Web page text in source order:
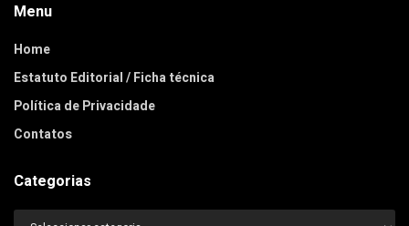
Menu
Home
Estatuto Editorial / Ficha técnica
Política de Privacidade
Contatos
Categorias
Categorias